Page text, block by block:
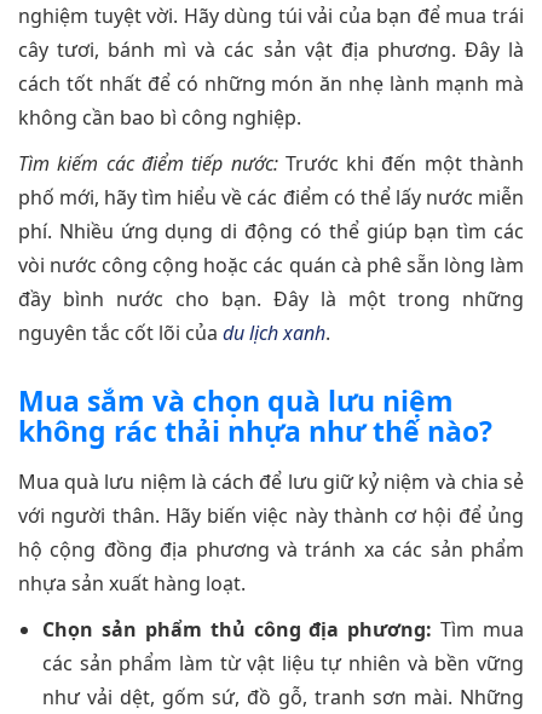
nghiệm tuyệt vời. Hãy dùng túi vải của bạn để mua trái
cây tươi, bánh mì và các sản vật địa phương. Đây là
cách tốt nhất để có những món ăn nhẹ lành mạnh mà
không cần bao bì công nghiệp.
Tìm kiếm các điểm tiếp nước:Trước khi đến một thành
phố mới, hãy tìm hiểu về các điểm có thể lấy nước miễn
phí. Nhiều ứng dụng di động có thể giúp bạn tìm các
vòi nước công cộng hoặc các quán cà phê sẵn lòng làm
đầy bình nước cho bạn. Đây là một trong những
nguyên tắc cốt lõi của du lịch xanh.
Mua sắm và chọn quà lưu niệm
không rác thải nhựa như thế nào?
Mua quà lưu niệm là cách để lưu giữ kỷ niệm và chia sẻ
với người thân. Hãy biến việc này thành cơ hội để ủng
hộ cộng đồng địa phương và tránh xa các sản phẩm
nhựa sản xuất hàng loạt.
Chọn sản phẩm thủ công địa phương: Tìm mua
các sản phẩm làm từ vật liệu tự nhiên và bền vững
như vải dệt, gốm sứ, đồ gỗ, tranh sơn mài. Những